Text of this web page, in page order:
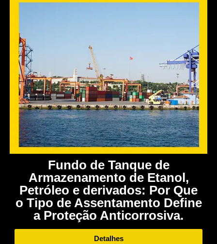
Fundo de Tanque de
Armazenamento de Etanol,
Petróleo e derivados: Por Que
o Tipo de Assentamento Define
a Proteção Anticorrosiva.
Detalhes